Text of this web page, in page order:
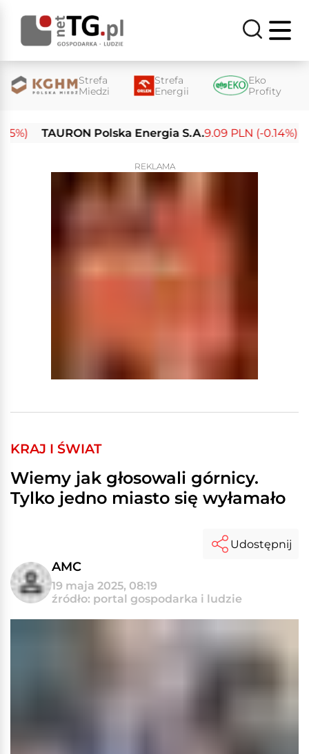
Strefa
Miedzi
Strefa
Energii
Eko
Profity
TAURON Polska Energia S.A.9.09 PLN (-0.14%)
REKLAMA
KRAJ I ŚWIAT
Wiemy jak głosowali górnicy.
Tylko jedno miasto się wyłamało
AMC
19 maja 2025, 08:19
źródło: portal gospodarka i ludzie
Udostępnij